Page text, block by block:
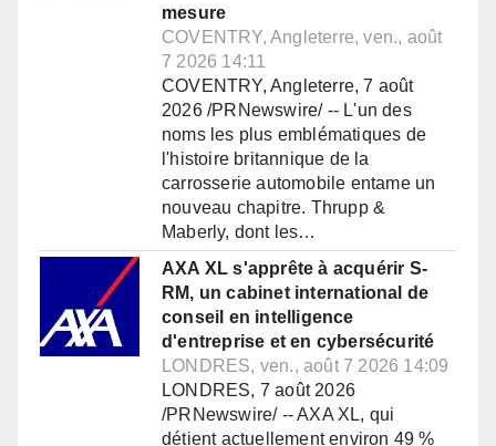
mesure
COVENTRY, Angleterre, ven., août
7 2026 14:11
COVENTRY, Angleterre, 7 août
2026 /PRNewswire/ -- L'un des
noms les plus emblématiques de
l'histoire britannique de la
carrosserie automobile entame un
nouveau chapitre. Thrupp &
Maberly, dont les…
AXA XL s'apprête à acquérir S-
RM, un cabinet international de
conseil en intelligence
d'entreprise et en cybersécurité
LONDRES, ven., août 7 2026 14:09
LONDRES, 7 août 2026
/PRNewswire/ -- AXA XL, qui
détient actuellement environ 49 %